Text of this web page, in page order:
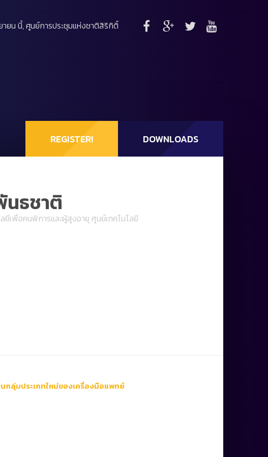
ายน นี้, ศูนย์การประชุมแห่งชาติสิริกิติ์
REGISTER! DOWNLOADS
นธชาติ
ยีเพื่อคนพิการและผู้สูงอายุ ศูนย์เทคโนโลยี
กลุ่มประเภทใหม่ของเครื่องมือแพทย์